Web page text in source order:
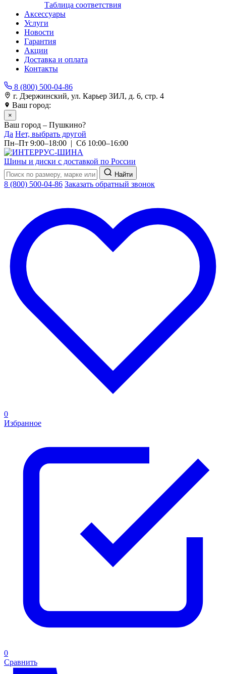
Таблица соответствия
Аксессуары
Услуги
Новости
Гарантия
Акции
Доставка и оплата
Контакты
8 (800) 500-04-86
г. Дзержинский, ул. Карьер ЗИЛ, д. 6, стр. 4
Ваш город:
×
Ваш город – Пушкино?
Да Нет, выбрать другой
Пн–Пт 9:00–18:00 | Сб 10:00–16:00
Шины и диски с доставкой по России
Найти
8 (800) 500-04-86 Заказать обратный звонок
0
Избранное
0
Сравнить